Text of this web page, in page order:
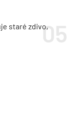
staré zdivo,